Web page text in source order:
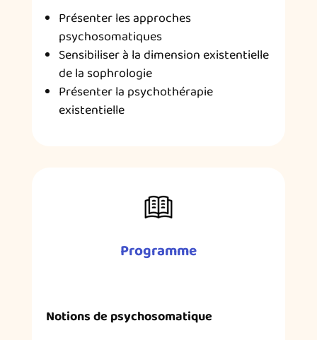
Présenter les approches
psychosomatiques
Sensibiliser à la dimension existentielle
de la sophrologie
Présenter la psychothérapie
existentielle
Programme
Notions de psychosomatique